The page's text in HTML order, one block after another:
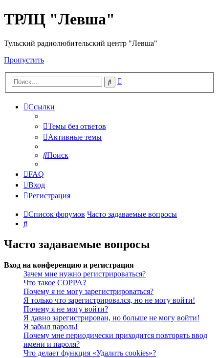
ТРЛЦ "Левша"
Тульский радиолюбительский центр "Левша"
Пропустить
Поиск
Ссылки
Темы без ответов
Активные темы
Поиск
FAQ
Вход
Регистрация
Список форумов Часто задаваемые вопросы
Поиск
Часто задаваемые вопросы
Вход на конференцию и регистрация
Зачем мне нужно регистрироваться?
Что такое COPPA?
Почему я не могу зарегистрироваться?
Я только что зарегистрировался, но не могу войти!
Почему я не могу войти?
Я давно зарегистрирован, но больше не могу войти!
Я забыл пароль!
Почему мне периодически приходится повторять ввод
имени и пароля?
Что делает функция «Удалить cookies»?